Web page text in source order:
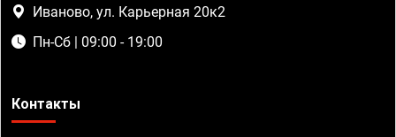
Иваново, ул. Карьерная 20к2
Пн-Сб | 09:00 - 19:00
Контакты